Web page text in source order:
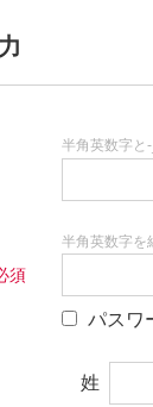
半角英数字と
半角英数字を
パスワ
姓